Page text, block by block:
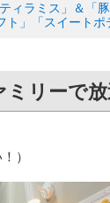
ィラミス」＆「
」「スイートポ
ミリーで
）